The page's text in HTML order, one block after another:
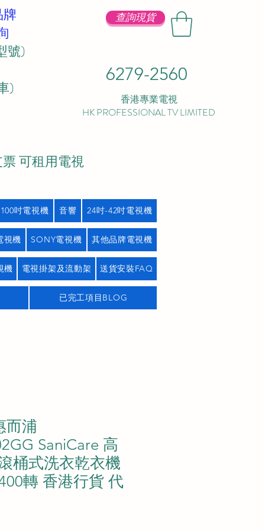
查詢現貨
6279-2560
香港專業電視
HK PROFESSIONAL TV LIMITED
號)
)
可租用電視
吋電視機 音響 24吋-42吋電視機
視機 SONY電視機 其他品牌電視機
機 電視掛架及流動架 送貨安裝FAQ
已完工項目BLOG
而浦
SaniCare 高
桶式洗衣乾衣機
轉 香港行貨 代